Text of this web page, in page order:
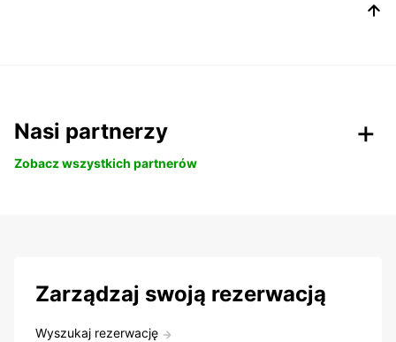
Nasi partnerzy
Zobacz wszystkich partnerów
Zarządzaj swoją rezerwacją
Wyszukaj rezerwację